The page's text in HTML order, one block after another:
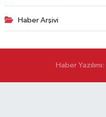
Haber Arşivi
Haber Yazılımı: